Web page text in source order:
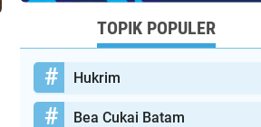
TOPIK POPULER
Hukrim
Bea Cukai Batam